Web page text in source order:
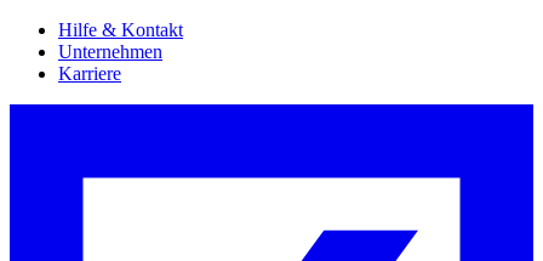
Hilfe & Kontakt
Unternehmen
Karriere